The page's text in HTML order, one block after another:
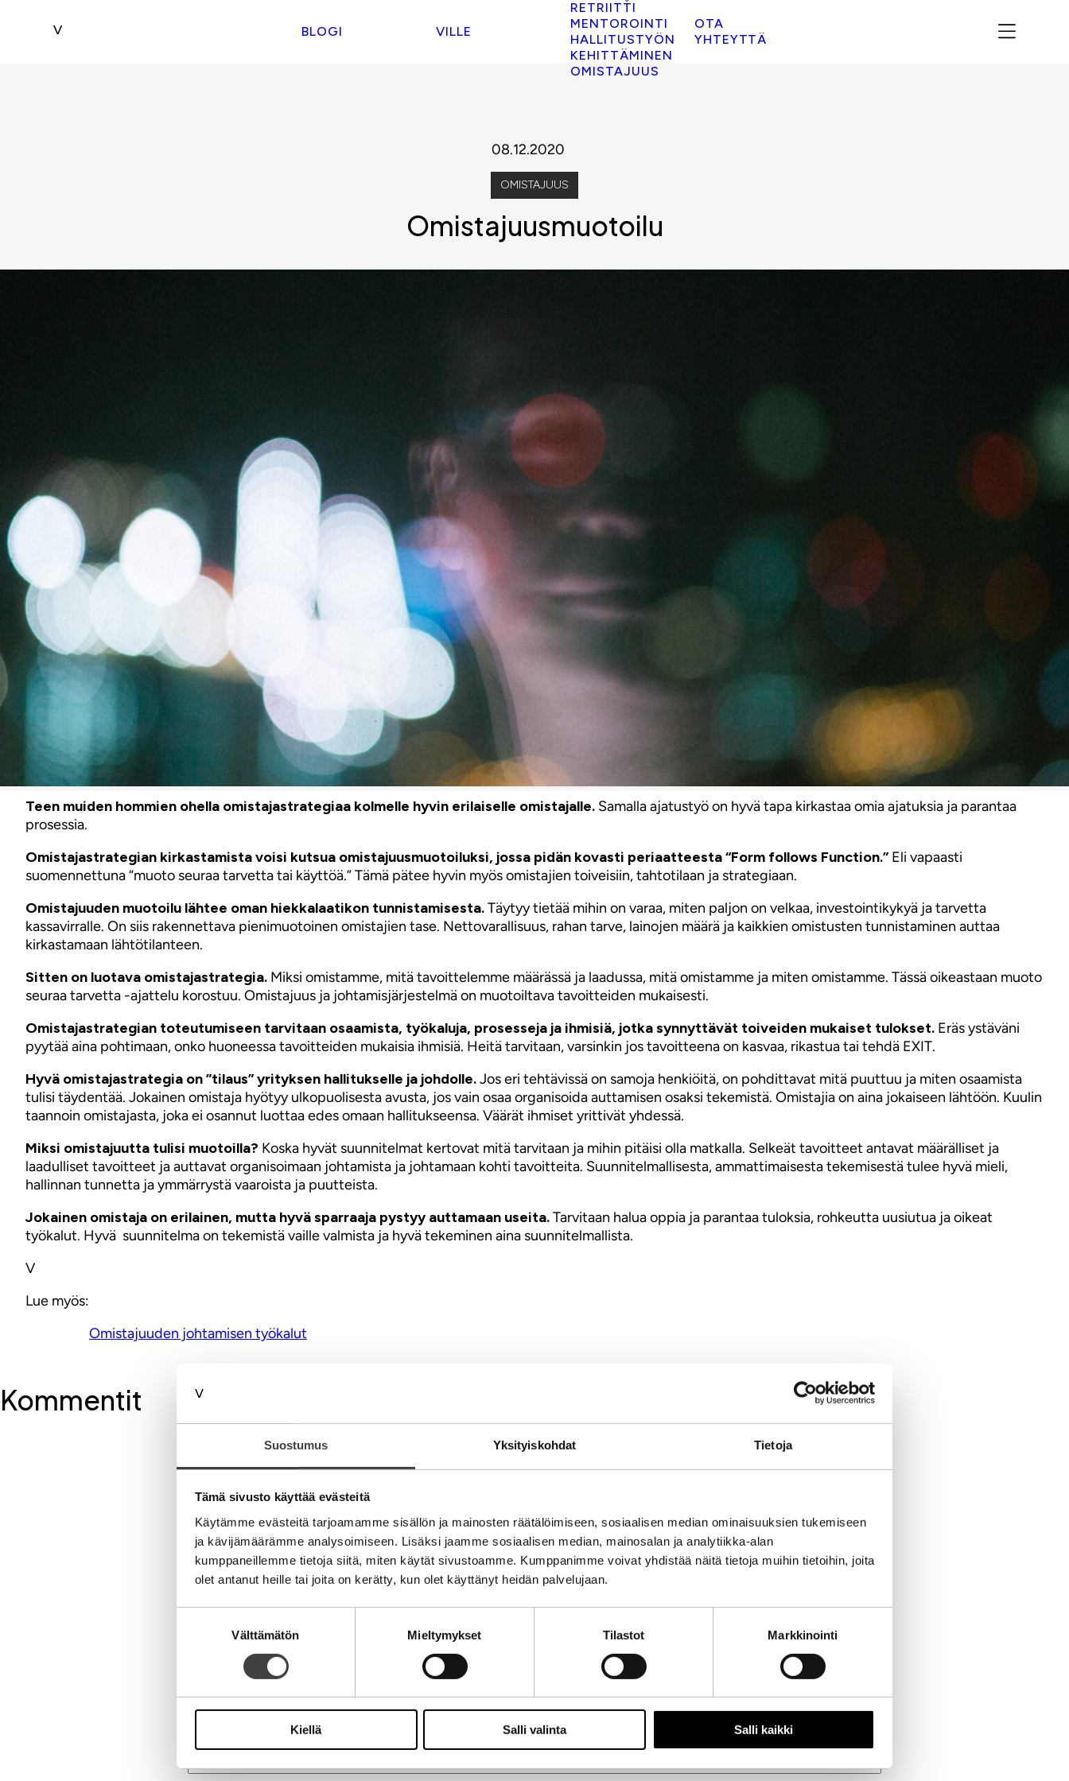
Suostumus Yksityiskohdat Tietoja
Tämä sivusto käyttää evästeitä
Käytämme evästeitä tarjoamamme sisällön ja mainosten räätälöimiseen, sosiaalisen median ominaisuuksien tukemiseen
ja kävijämäärämme analysoimiseen. Lisäksi jaamme sosiaalisen median, mainosalan ja analytiikka-alan
kumppaneillemme tietoja siitä, miten käytät sivustoamme. Kumppanimme voivat yhdistää näitä tietoja muihin tietoihin, joita
olet antanut heille tai joita on kerätty, kun olet käyttänyt heidän palvelujaan.
Välttämätön Mieltymykset Tilastot Markkinointi
Kiellä Salli valinta Salli kaikki
BLOGI VILLE
RETRIITTI
MENTOROINTI
HALLITUSTYÖN
KEHITTÄMINEN
OMISTAJUUS
OTA
YHTEYTTÄ
08.12.2020
OMISTAJUUS
Omistajuusmuotoilu
Teen muiden hommien ohella omistajastrategiaa kolmelle hyvin erilaiselle omistajalle. Samalla ajatustyö on hyvä tapa kirkastaa omia ajatuksia ja parantaa
prosessia.
Omistajastrategian kirkastamista voisi kutsua omistajuusmuotoiluksi, jossa pidän kovasti periaatteesta “Form follows Function.”Eli vapaasti
suomennettuna “muoto seuraa tarvetta tai käyttöä.” Tämä pätee hyvin myös omistajien toiveisiin, tahtotilaan ja strategiaan.
Omistajuuden muotoilu lähtee oman hiekkalaatikon tunnistamisesta.Täytyy tietää mihin on varaa, miten paljon on velkaa, investointikykyä ja tarvetta
kassavirralle. On siis rakennettava pienimuotoinen omistajien tase. Nettovarallisuus, rahan tarve, lainojen määrä ja kaikkien omistusten tunnistaminen auttaa
kirkastamaan lähtötilanteen.
Sitten on luotava omistajastrategia. Miksi omistamme, mitä tavoittelemme määrässä ja laadussa, mitä omistamme ja miten omistamme. Tässä oikeastaan muoto
seuraa tarvetta -ajattelu korostuu. Omistajuus ja johtamisjärjestelmä on muotoiltava tavoitteiden mukaisesti.
Omistajastrategian toteutumiseen tarvitaan osaamista, työkaluja, prosesseja ja ihmisiä, jotka synnyttävät toiveiden mukaiset tulokset. Eräs ystäväni
pyytää aina pohtimaan, onko huoneessa tavoitteiden mukaisia ihmisiä. Heitä tarvitaan, varsinkin jos tavoitteena on kasvaa, rikastua tai tehdä EXIT.
Hyvä omistajastrategia on ”tilaus” yrityksen hallitukselle ja johdolle.Jos eri tehtävissä on samoja henkiöitä, on pohdittavat mitä puuttuu ja miten osaamista
tulisi täydentää. Jokainen omistaja hyötyy ulkopuolisesta avusta, jos vain osaa organisoida auttamisen osaksi tekemistä. Omistajia on aina jokaiseen lähtöön. Kuulin
taannoin omistajasta, joka ei osannut luottaa edes omaan hallitukseensa. Väärät ihmiset yrittivät yhdessä.
Miksi omistajuutta tulisi muotoilla? Koska hyvät suunnitelmat kertovat mitä tarvitaan ja mihin pitäisi olla matkalla. Selkeät tavoitteet antavat määrälliset ja
laadulliset tavoitteet ja auttavat organisoimaan johtamista ja johtamaan kohti tavoitteita. Suunnitelmallisesta, ammattimaisesta tekemisestä tulee hyvä mieli,
hallinnan tunnetta ja ymmärrystä vaaroista ja puutteista.
Jokainen omistaja on erilainen, mutta hyvä sparraaja pystyy auttamaan useita.Tarvitaan halua oppia ja parantaa tuloksia, rohkeutta uusiutua ja oikeat
työkalut. Hyvä suunnitelma on tekemistä vaille valmista ja hyvä tekeminen aina suunnitelmallista.
V
Lue myös:
Omistajuuden johtamisen työkalut
Kommentit
Kirjoita kommentti
Aihe
Kotisivu